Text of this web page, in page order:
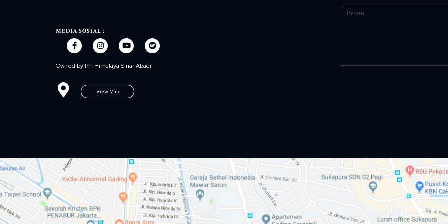
MEDIA SOSIAL :
Owned by PT. Himalaya Sinar Abadi
View Map